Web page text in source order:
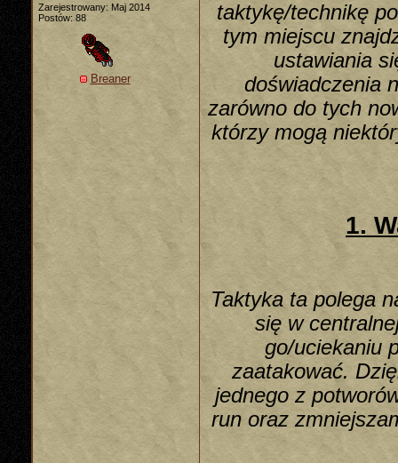
Zarejestrowany: Maj 2014
Postów: 88
Breaner
taktykę/technikę
tym miejscu
ustawiania
doświadczenia
zarówno do tych
którzy mogą
1.
Taktyka ta polega
się w
go/uciekaniu
zaatakować.
jednego z
run oraz